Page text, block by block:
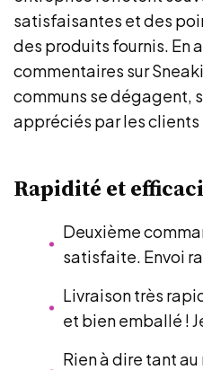
satisfaisantes et des
des produits fournis. En
commentaires sur
communs se dégagent,
appréciés par les
Rapidité et
Deuxième
satisfaite. Envoi
Livraison très
et bien emballé !
Rien à dire tant